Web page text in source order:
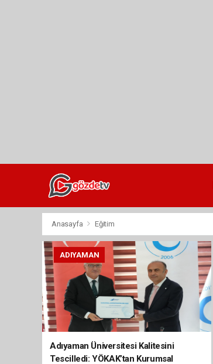
Anasayfa Eğitim
ADIYAMAN
Adıyaman Üniversitesi Kalitesini
Tescilledi: YÖKAK’tan Kurumsal